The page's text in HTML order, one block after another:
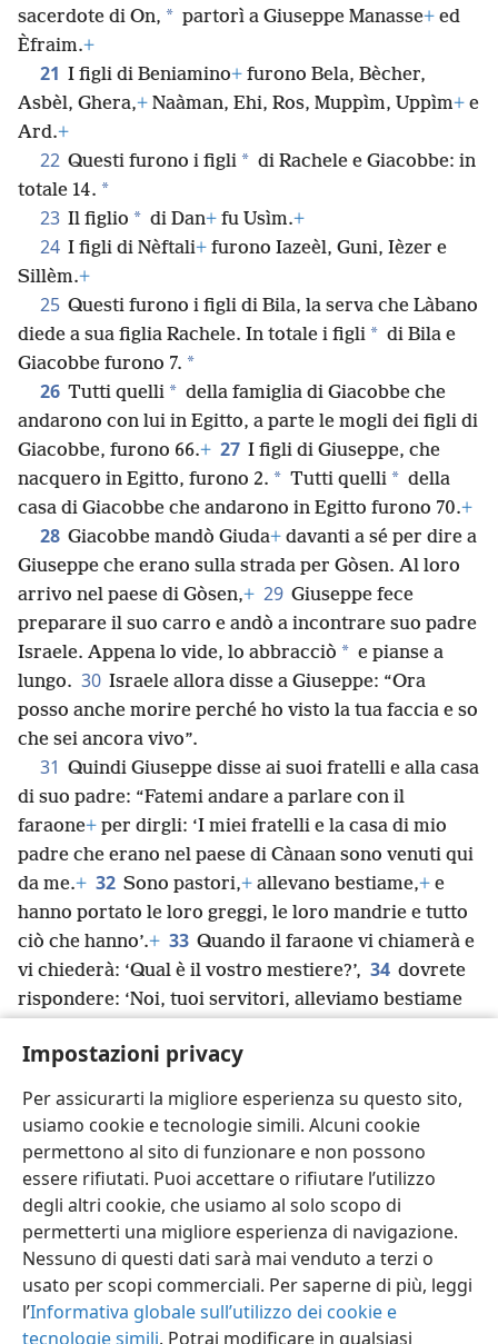
Impostazioni privacy
Per assicurarti la migliore esperienza su questo sito,
usiamo cookie e tecnologie simili. Alcuni cookie
permettono al sito di funzionare e non possono
essere rifiutati. Puoi accettare o rifiutare l’utilizzo
degli altri cookie, che usiamo al solo scopo di
permetterti una migliore esperienza di navigazione.
Nessuno di questi dati sarà mai venduto a terzi o
usato per scopi commerciali. Per saperne di più, leggi
l’Informativa globale sull’utilizzo dei cookie e
tecnologie simili. Potrai modificare in qualsiasi
sacerdote di On, * partorì a Giuseppe Manasse+ ed
Èfraim.+
21 I figli di Beniamino+ furono Bela, Bècher,
Asbèl, Ghera,+ Naàman, Ehi, Ros, Muppìm, Uppìm+ e
Ard.+
22 Questi furono i figli * di Rachele e Giacobbe: in
totale 14. *
23 Il figlio * di Dan+ fu Usìm.+
24 I figli di Nèftali+ furono Iazeèl, Guni, Ièzer e
Sillèm.+
25 Questi furono i figli di Bila, la serva che Làbano
diede a sua figlia Rachele. In totale i figli * di Bila e
Giacobbe furono 7. *
26 Tutti quelli * della famiglia di Giacobbe che
andarono con lui in Egitto, a parte le mogli dei figli di
Giacobbe, furono 66.+ 27 I figli di Giuseppe, che
nacquero in Egitto, furono 2. * Tutti quelli * della
casa di Giacobbe che andarono in Egitto furono 70.+
28 Giacobbe mandò Giuda+ davanti a sé per dire a
Giuseppe che erano sulla strada per Gòsen. Al loro
arrivo nel paese di Gòsen,+ 29 Giuseppe fece
preparare il suo carro e andò a incontrare suo padre
Israele. Appena lo vide, lo abbracciò * e pianse a
lungo. 30 Israele allora disse a Giuseppe: “Ora
posso anche morire perché ho visto la tua faccia e so
che sei ancora vivo”.
31 Quindi Giuseppe disse ai suoi fratelli e alla casa
di suo padre: “Fatemi andare a parlare con il
faraone+ per dirgli: ‘I miei fratelli e la casa di mio
padre che erano nel paese di Cànaan sono venuti qui
da me.+ 32 Sono pastori,+ allevano bestiame,+ e
hanno portato le loro greggi, le loro mandrie e tutto
ciò che hanno’.+ 33 Quando il faraone vi chiamerà e
vi chiederà: ‘Qual è il vostro mestiere?’, 34 dovrete
rispondere: ‘Noi, tuoi servitori, alleviamo bestiame
antenati’.+Così potrete vivere nel paese di Gòsen,
visto che i pastori di pecore sono detestabili per gli
egiziani”.
Italiano Condividi Impostazioni
Copyright© 2026 Watch Tower Bible and Tract Society of Pennsylvania
Condizioni d’uso Informativa sulla privacy
Impostazioni privacy
JW.ORG
Accedi